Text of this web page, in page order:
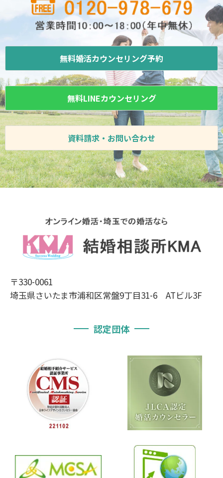
無料婚活カウンセリング予約
無料LINEカウンセリング
資料請求・お問い合わせ
〒330-0061
埼玉県さいたま市浦和区常盤9丁目31-6 ATビル3F
認定団体